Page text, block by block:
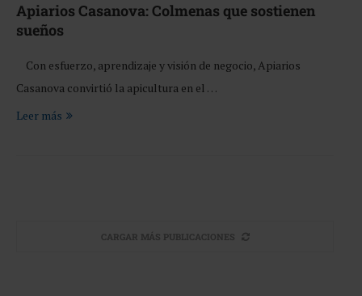
Apiarios Casanova: Colmenas que sostienen
sueños
Con esfuerzo, aprendizaje y visión de negocio, Apiarios
Casanova convirtió la apicultura en el …
Leer más
CARGAR MÁS PUBLICACIONES